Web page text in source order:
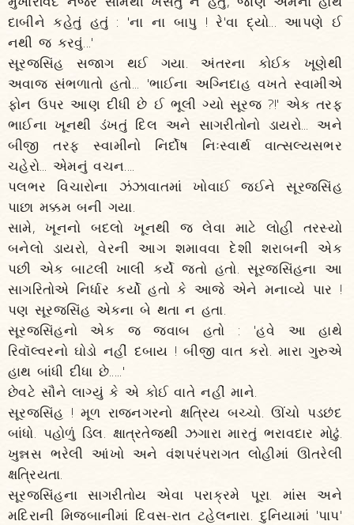
દાબીને કહેતું હતું : 'ના ના બાપુ ! રે'વા દ્યો... આપણે ઈ
નથી જ કરવું...'
સૂરજસિંહ સજાગ થઈ ગયા. અંતરના કોઈક ખૂણેથી
અવાજ સંભળાતો હતો... 'ભાઈના અગ્નિદાહ વખતે સ્વામીએ
ફોન ઉપર આણ દીધી છે ઈ ભૂલી ગ્યો સૂરજ ?!' એક તરફ
ભાઈના ખૂનથી ડંખતું દિલ અને સાગરીતોનો ડાયરો... અને
બીજી તરફ સ્વામીનો નિર્દોષ નિઃસ્વાર્થ વાત્સલ્યસભર
ચહેરો... એમનું વચન....
પલભર વિચારોના ઝંઝાવાતમાં ખોવાઈ જઈને સૂરજસિંહ
પાછા મક્કમ બની ગયા.
સામે, ખૂનનો બદલો ખૂનથી જ લેવા માટે લોહી તરસ્યો
બનેલો ડાયરો, વેરની આગ શમાવવા દેશી શરાબની એક
પછી એક બાટલી ખાલી કર્યે જતો હતો. સૂરજસિંહના આ
સાગરિતોએ નિર્ધાર કર્યો હતો કે આજે એને મનાવ્યે પાર !
પણ સૂરજસિંહ એકના બે થતા ન હતા.
સૂરજસિંહનો એક જ જવાબ હતો : 'હવે આ હાથે
રિવૉલ્વરનો ઘોડો નહીં દબાય ! બીજી વાત કરો. મારા ગુરુએ
હાથ બાંધી દીધા છે.....'
છેવટે સૌને લાગ્યું કે એ કોઈ વાતે નહીં માને.
સૂરજસિંહ ! મૂળ રાજનગરનો ક્ષત્રિય બચ્ચો. ઊંચો પડછંદ
બાંધો. પહોળું ડિલ. ક્ષાત્રતેજથી ઝગારા મારતું ભરાવદાર મોઢું.
ખુન્નસ ભરેલી આંખો અને વંશપરંપરાગત લોહીમાં ઊતરેલી
ક્ષત્રિયતા.
સૂરજસિંહના સાગરીતોય એવા પરાક્રમે પૂરા. માંસ અને
મદિરાની મિજબાનીમાં દિવસ-રાત ટહેલનારા. દુનિયામાં 'પાપ'